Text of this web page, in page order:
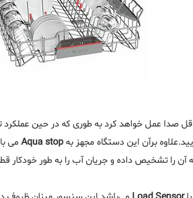
برآن این دستگاه مجهز بهAqua stop می
آن را تشخیص داده و جریان آب را به طور